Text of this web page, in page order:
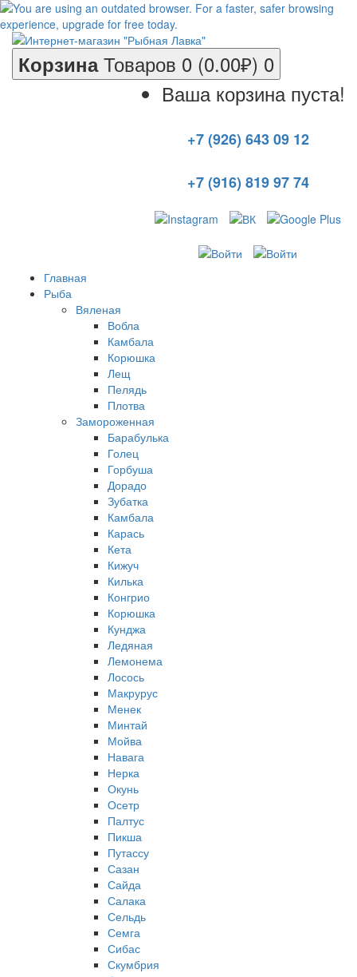
КорзинаТоваров 0 (0.00₽) 0
Ваша корзина пуста!
+7 (926) 643 09 12
+7 (916) 819 97 74
Главная
Рыба
Вяленая
Вобла
Камбала
Корюшка
Лещ
Пелядь
Плотва
Замороженная
Барабулька
Голец
Горбуша
Дорадо
Зубатка
Камбала
Карась
Кета
Кижуч
Килька
Конгрио
Корюшка
Кунджа
Ледяная
Лемонема
Лосось
Макрурус
Менек
Минтай
Мойва
Навага
Нерка
Окунь
Осетр
Палтус
Пикша
Путассу
Сазан
Сайда
Салака
Сельдь
Семга
Сибас
Скумбрия